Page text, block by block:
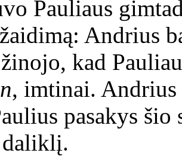
Pauliaus
Andrius
kad
n, imtinai.
pasakys